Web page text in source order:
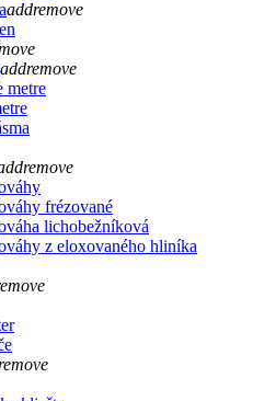
addremove
addremove
metre
remove
frézované
lichobežníková
z eloxovaného hliníka